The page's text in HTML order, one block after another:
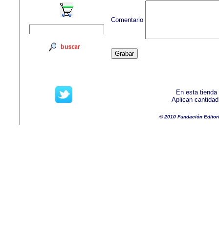
Comentario
En esta
Aplican
© 2010 Fundación